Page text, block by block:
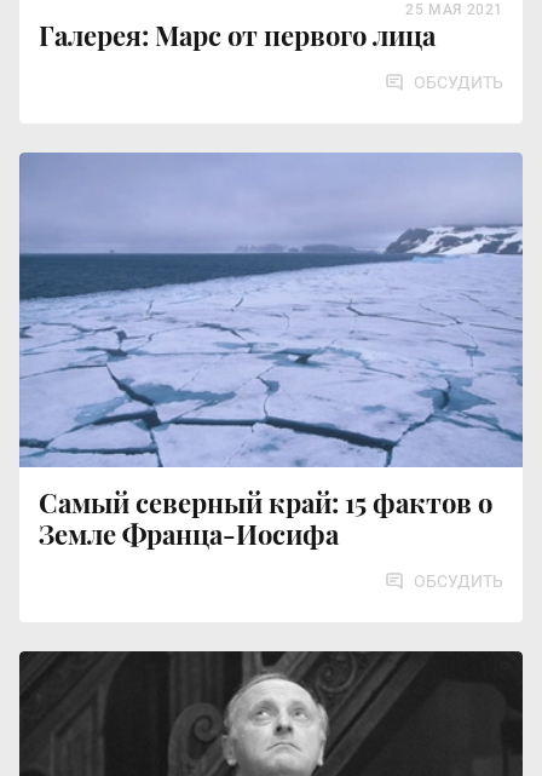
Галерея: Марс от первого лица
25 МАЯ 2021
ОБСУДИТЬ
Самый северный край: 15 фактов о
Земле Франца-Иосифа
ОБСУДИТЬ